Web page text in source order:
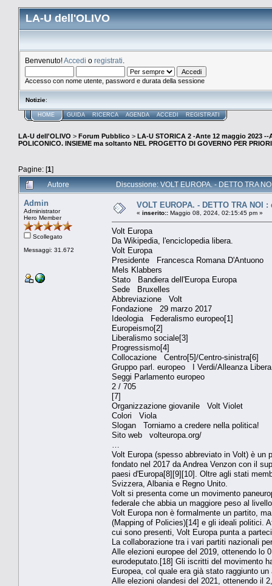
LA-U dell'OLIVO
Benvenuto!Accedi o registrati
Accesso con nome utente, password e durata della sessione
Notizie:
HOME GUIDA RICERCA AGENDA ACCEDI REGISTRATI
LA-U dell'OLIVO > Forum Pubblico > LA-U STORICA 2 -Ante 12 maggio 2023 --
POLICONICO. INSIEME ma soltanto NEL PROGETTO DI GOVERNO PER
Pagine: [1]
Autore
Discussione: VOLT EUROPA. - DETTO TRA
Admin
Administrator
Hero Member
Scollegato
Messaggi: 31.672
VOLT EUROPA. - DETTO TRA
« inserito:: Maggio 08, 2024, 02:15:45 pm »
Volt Europa
Da Wikipedia, l'enciclopedia libera.
Volt Europa
Presidente Francesca Romana D'Antuono
Mels Klabbers
Stato Bandiera dell'Europa Europa
Sede Bruxelles
Abbreviazione Volt
Fondazione 29 marzo 2017
Ideologia Federalismo europeo[1]
Europeismo[2]
Liberalismo sociale[3]
Progressismo[4]
Collocazione Centro[5]/Centro-sinistra[6]
Gruppo parl. europeo I Verdi/Alleanza
Seggi Parlamento europeo
2 / 705
[7]
Organizzazione giovanile Volt Violet
Colori Viola
Slogan Torniamo a credere nella politica!
Sito web volteuropa.org/
Volt Europa (spesso abbreviato in Volt) è un
fondato nel 2017 da Andrea Venzon con il
paesi d'Europa[8][9][10]. Oltre agli stati
Svizzera, Albania e Regno Unito.
Volt si presenta come un movimento
federale che abbia un maggiore peso al
Volt Europa non è formalmente un partito,
(Mapping of Policies)[14] e gli ideali politici.
cui sono presenti, Volt Europa punta a
La collaborazione tra i vari partiti nazionali
Alle elezioni europee del 2019, ottenendo lo
eurodeputato.[18] Gli iscritti del movimento
Europea, col quale era già stato raggiunto un
Alle elezioni olandesi del 2021, ottenendo il